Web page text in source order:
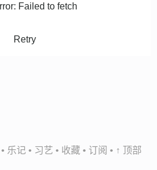
Failed to fetch
Retry
• 乐记 • 习艺 • 收藏 • 订阅 • ↑ 顶部